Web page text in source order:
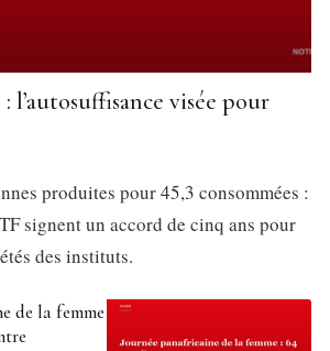
l’autosuffisance visée pour
produites pour 45,3 consommées :
signent un accord de cinq ans pour
des instituts.
de la femme